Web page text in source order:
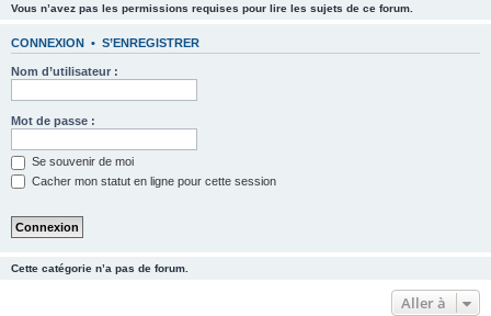
e
Vous n’avez pas les permissions requises pour lire les sujets de ce forum.
CONNEXION • S’ENREGISTRER
Nom d’utilisateur :
Mot de passe :
Se souvenir de moi
Cacher mon statut en ligne pour cette session
Cette catégorie n’a pas de forum.
Aller à